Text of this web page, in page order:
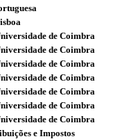
de Coimbra
de Coimbra
de Coimbra
de Coimbra
de Coimbra
de Coimbra
de Coimbra
e Impostos